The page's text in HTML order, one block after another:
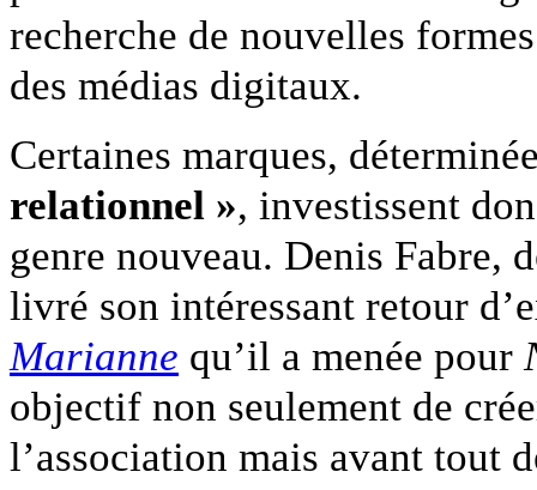
recherche de nouvelles
des médias digitaux.
Certaines marques,
relationnel », investissent
genre nouveau. Denis Fabre,
livré son intéressant retour
Marianne qu’il a menée pour
objectif non seulement de
l’association mais avant tout